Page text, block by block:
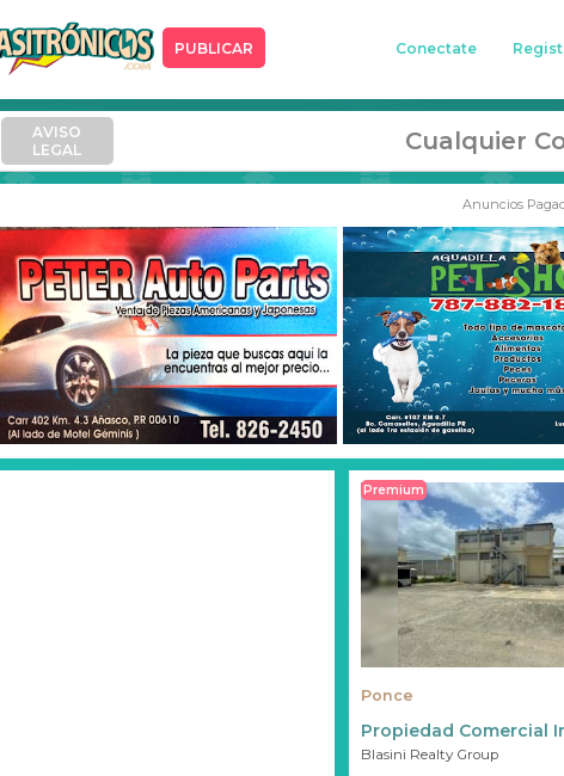
PUBLICAR Conectate
Anuncios
Premium
Ponce
Propiedad Comercial
Blasini Realty Group
AVISO
LEGAL
Cualquier